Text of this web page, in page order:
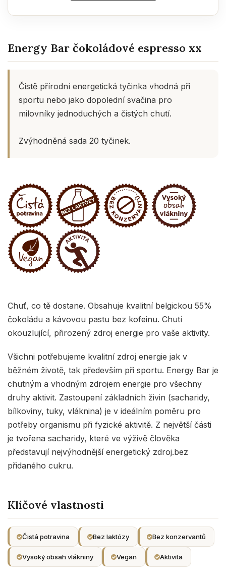
Energy Bar čokoládové espresso xx
Čistě přírodní energetická tyčinka vhodná při
sportu nebo jako dopolední svačina pro
milovníky jednoduchých a čistých chutí.
Zvýhodněná sada 20 tyčinek.
Chuť, co tě dostane. Obsahuje kvalitní belgickou 55%
čokoládu a kávovou pastu bez kofeinu. Chutí
okouzlující, přirozený zdroj energie pro vaše aktivity.
Všichni potřebujeme kvalitní zdroj energie jak v
běžném životě, tak především při sportu. Energy Bar je
chutným a vhodným zdrojem energie pro všechny
druhy aktivit. Zastoupení základních živin (sacharidy,
bílkoviny, tuky, vláknina) je v ideálním poměru pro
potřeby organismu při fyzické aktivitě. Z největší části
je tvořena sacharidy, které ve výživě člověka
představují nejvýhodnější energetický zdroj.bez
přidaného cukru.
Klíčové vlastnosti
Čistá potravina Bez laktózy Bez konzervantů
Vysoký obsah vlákniny Vegan Aktivita